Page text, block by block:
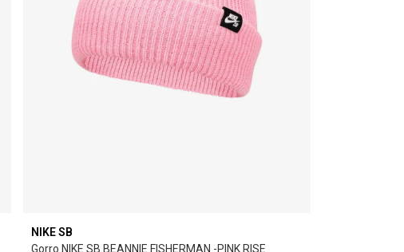
NIKE SB
Gorro NIKE SB BEANNIE FISHERMAN -PINK RISE